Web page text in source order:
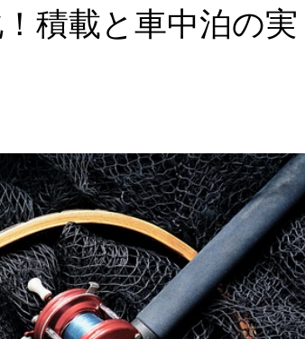
積載と車中泊の実